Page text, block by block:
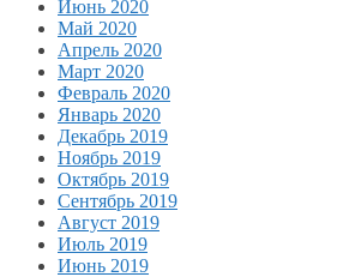
Июнь 2020
Май 2020
Апрель 2020
Март 2020
Февраль 2020
Январь 2020
Декабрь 2019
Ноябрь 2019
Октябрь 2019
Сентябрь 2019
Август 2019
Июль 2019
Июнь 2019